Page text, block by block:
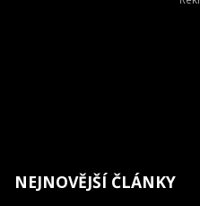
NEJNOVĚJŠÍ ČLÁNKY